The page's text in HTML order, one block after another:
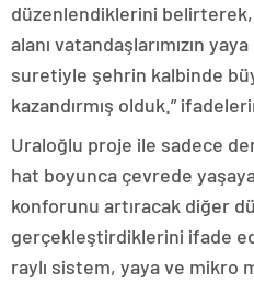
düzenlendiklerini belirterek,
alanı vatandaşlarımızın
suretiyle şehrin kalbinde
kazandırmış olduk.”
Uraloğlu proje ile sadece
hat boyunca çevrede
konforunu artıracak diğer
gerçekleştirdiklerini ifade
raylı sistem, yaya ve mikro